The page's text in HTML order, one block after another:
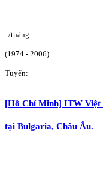
/tháng
(1974 - 2006)
Tuyển:
[Hồ Chí Minh] ITW Việt
tại Bulgaria, Châu Âu.